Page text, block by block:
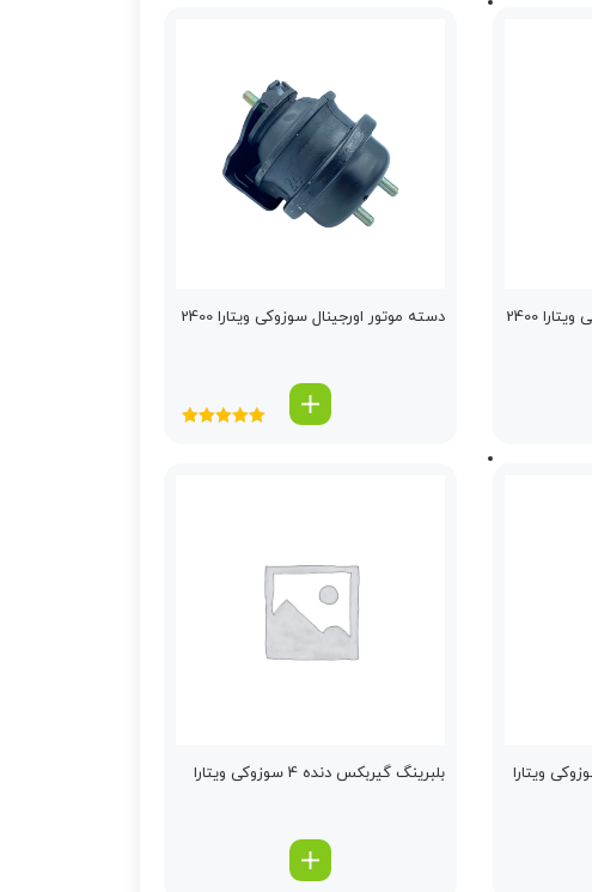
دسته موتور اورجینال سوزوکی ویتارا 2400
ویتارا
بلبرینگ گیربكس دنده 4 سوزوکی ویتارا